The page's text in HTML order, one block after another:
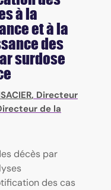
à la
et à la
des
surdose
, Directeur
de la
décès par
des cas